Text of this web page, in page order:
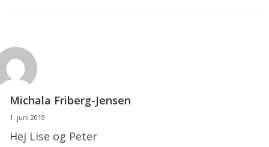
Michala Friberg-Jensen
1. juni 2019
Hej Lise og Peter